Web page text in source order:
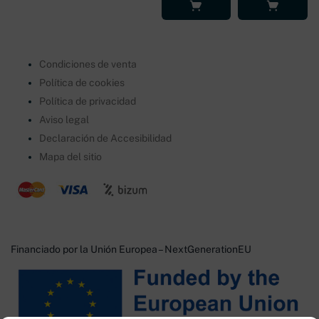
Condiciones de venta
Política de cookies
Política de privacidad
Aviso legal
Declaración de Accesibilidad
Mapa del sitio
Financiado por la Unión Europea – NextGenerationEU